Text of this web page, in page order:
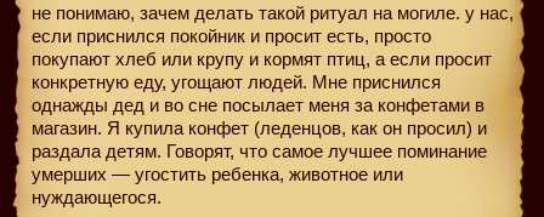
не понимаю, зачем делать такой ритуал на могиле. у нас,
если приснился покойник и просит есть, просто
покупают хлеб или крупу и кормят птиц, а если просит
конкретную еду, угощают людей. Мне приснился
однажды дед и во сне посылает меня за конфетами в
магазин. Я купила конфет (леденцов, как он просил) и
раздала детям. Говорят, что самое лучшее поминание
умерших — угостить ребенка, животное или
нуждающегося.